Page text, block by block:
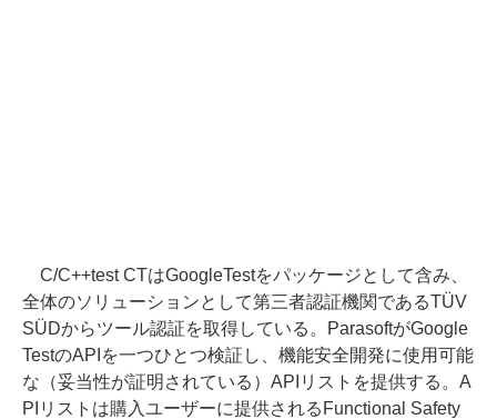
C/C++test CTはGoogleTestをパッケージとして含み、
全体のソリューションとして第三者認証機関であるTÜV
SÜDからツール認証を取得している。ParasoftがGoogle
TestのAPIを一つひとつ検証し、機能安全開発に使用可能
な（妥当性が証明されている）APIリストを提供する。A
PIリストは購入ユーザーに提供されるFunctional Safety